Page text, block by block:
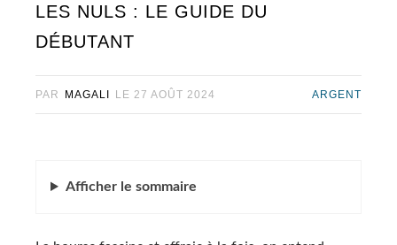
LES NULS : LE GUIDE DU
DÉBUTANT
PAR MAGALI LE 27 AOÛT 2024 ARGENT
Afficher le sommaire